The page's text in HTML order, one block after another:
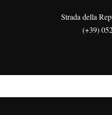
Strada della
(+39)